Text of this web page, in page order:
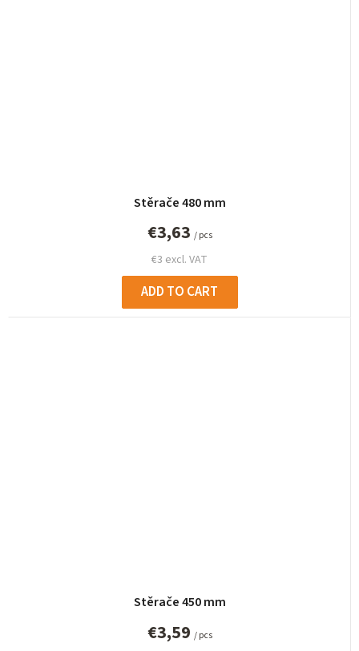
Stěrače 480 mm
€3 excl. VAT
€3,63 / pcs
ADD TO CART
Stěrače 450 mm
€3,59 / pcs